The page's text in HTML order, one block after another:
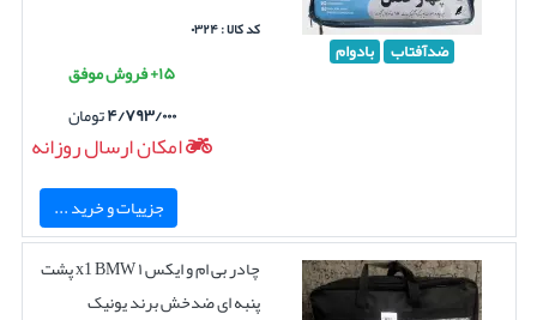
ضدآفتاب بادوام
کد کالا : ۰۳۲۴
۱۵+ فروش موفق
۴/۷۹۳/۰۰۰تومان
امکان ارسال روزانه
جزییات و خرید ...
چادر بی ام و ایکس ۱ x1 BMW پشت
پنبه ای ضدخش برند یونیک